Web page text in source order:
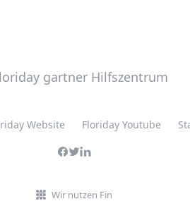
Website Floriday Youtube
Wir nutzen Fin